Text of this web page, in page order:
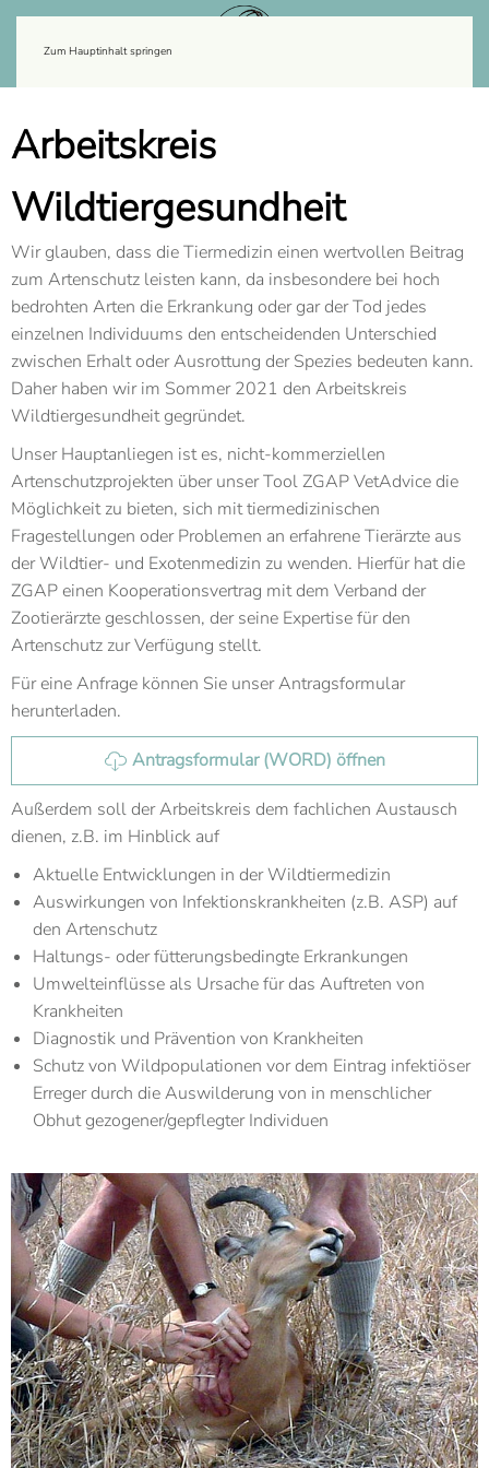
Zum Hauptinhalt springen
Arbeitskreis
Wildtiergesundheit
Wir glauben, dass die Tiermedizin einen wertvollen Beitrag
zum Artenschutz leisten kann, da insbesondere bei hoch
bedrohten Arten die Erkrankung oder gar der Tod jedes
einzelnen Individuums den entscheidenden Unterschied
zwischen Erhalt oder Ausrottung der Spezies bedeuten kann.
Daher haben wir im Sommer 2021 den Arbeitskreis
Wildtiergesundheit gegründet.
Unser Hauptanliegen ist es, nicht-kommerziellen
Artenschutzprojekten über unser Tool ZGAP VetAdvice die
Möglichkeit zu bieten, sich mit tiermedizinischen
Fragestellungen oder Problemen an erfahrene Tierärzte aus
der Wildtier- und Exotenmedizin zu wenden. Hierfür hat die
ZGAP einen Kooperationsvertrag mit dem Verband der
Zootierärzte geschlossen, der seine Expertise für den
Artenschutz zur Verfügung stellt.
Für eine Anfrage können Sie unser Antragsformular
herunterladen.
Antragsformular (WORD) öffnen
Außerdem soll der Arbeitskreis dem fachlichen Austausch
dienen, z.B. im Hinblick auf
Aktuelle Entwicklungen in der Wildtiermedizin
Auswirkungen von Infektionskrankheiten (z.B. ASP) auf
den Artenschutz
Haltungs- oder fütterungsbedingte Erkrankungen
Umwelteinflüsse als Ursache für das Auftreten von
Krankheiten
Diagnostik und Prävention von Krankheiten
Schutz von Wildpopulationen vor dem Eintrag infektiöser
Erreger durch die Auswilderung von in menschlicher
Obhut gezogener/gepflegter Individuen